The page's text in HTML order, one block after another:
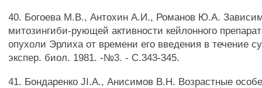
40. Богоева М.В., Антохин А.И., Романов Ю.А.
митозингиби-рующей активности кейлонного
опухоли Эрлиха от времени его введения в течение
экспер. биол. 1981. -№3. - С.343-345.
41. Бондаренко JI.A., Анисимов В.Н. Возрастные